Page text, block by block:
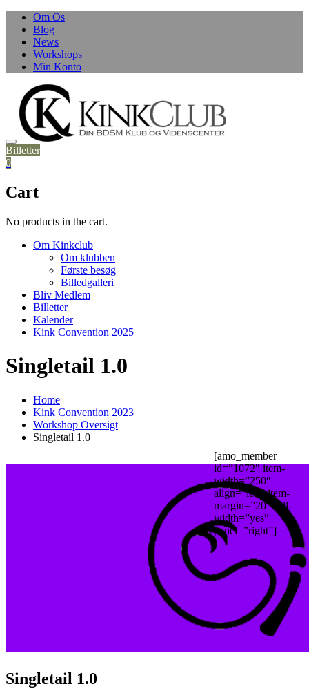
Skip
content
Om Os
Blog
News
Workshops
Min Konto
Billetter
0
Cart
No products in the cart.
Om Kinkclub
Om klubben
Første besøg
Billedgalleri
Bliv Medlem
Billetter
Kalender
Kink Convention 2025
Singletail 1.0
Home
Kink Convention 2023
Workshop Oversigt
Singletail 1.0
Singletail 1.0
[amo_member
id=”1072″ item-
width=”250″
align=”left” item-
margin=”20″ full-
width=”yes”
panel=”right”]